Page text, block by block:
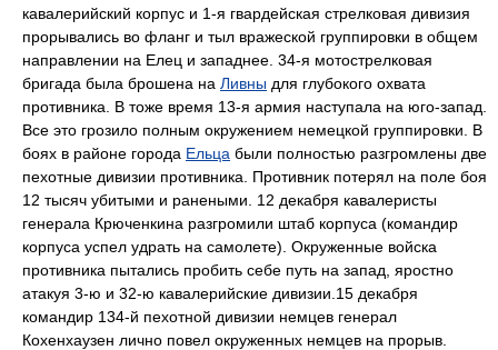
кавалерийский корпус и 1-я гвардейская стрелковая дивизия
прорывались во фланг и тыл вражеской группировки в общем
направлении на Елец и западнее. 34-я мотострелковая
бригада была брошена на Ливны для глубокого охвата
противника. В тоже время 13-я армия наступала на юго-запад.
Все это грозило полным окружением немецкой группировки. В
боях в районе города Ельца были полностью разгромлены две
пехотные дивизии противника. Противник потерял на поле боя
12 тысяч убитыми и ранеными. 12 декабря кавалеристы
генерала Крюченкина разгромили штаб корпуса (командир
корпуса успел удрать на самолете). Окруженные войска
противника пытались пробить себе путь на запад, яростно
атакуя 3-ю и 32-ю кавалерийские дивизии.15 декабря
командир 134-й пехотной дивизии немцев генерал
Кохенхаузен лично повел окруженных немцев на прорыв.